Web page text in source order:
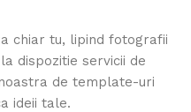
chiar tu, lipind fotografii
dispozitie servicii de
de template-uri
ideii tale.